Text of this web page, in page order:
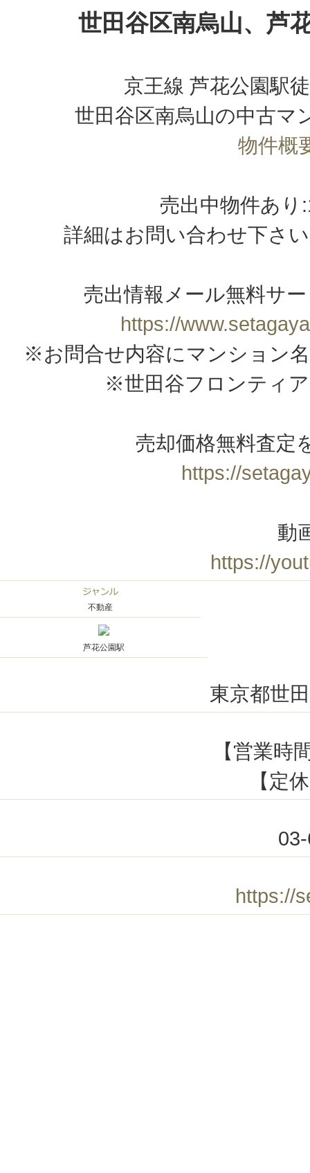
世田谷区南烏山、芦
京王線 芦花公園駅
世田谷区南烏山の中古マ
物件概
売出中物件あり
詳細はお問い合わせ下さ
売出情報メール無料サ
https://
※お問合せ内容にマンション
※世田谷フロンティ
売却価格無料査定
https://
動
https://
不動産
芦花公園駅
東京都世
【営業
【定
https://